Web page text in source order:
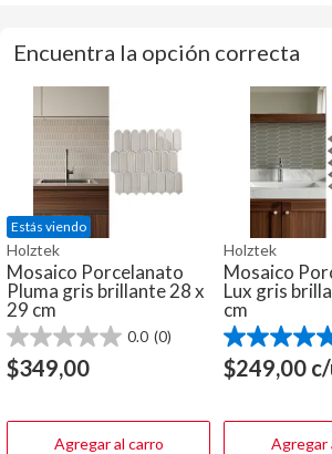
Encuentra la opción correcta
Estás viendo
Holztek
Mosaico Porcelanato
Pluma gris brillante 28 x
29 cm
0.0 (0)
0.0
de
5
$349,00
Agregar al carro
Holztek
Mosaico
Lux gris
cm
5.0
de
5
$249,00
Agregar